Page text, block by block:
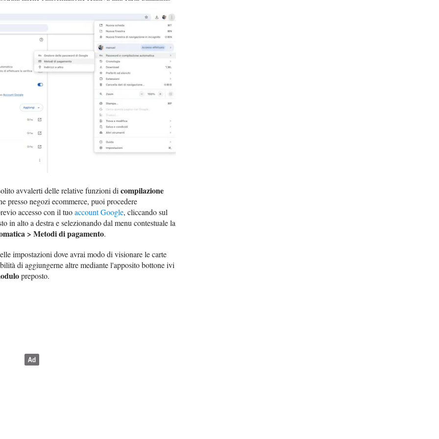
avvalerti delle relative funzioni di compilazione
presso negozi ecommerce, puoi procedere
accesso con il tuoaccount Google, cliccando sul
in alto a destra e selezionando dal menu contestuale la
> Metodi di pagamento.
impostazioni dove avrai modo di visionare le carte
di aggiungerne altre mediante l'apposito bottone ivi
preposto.